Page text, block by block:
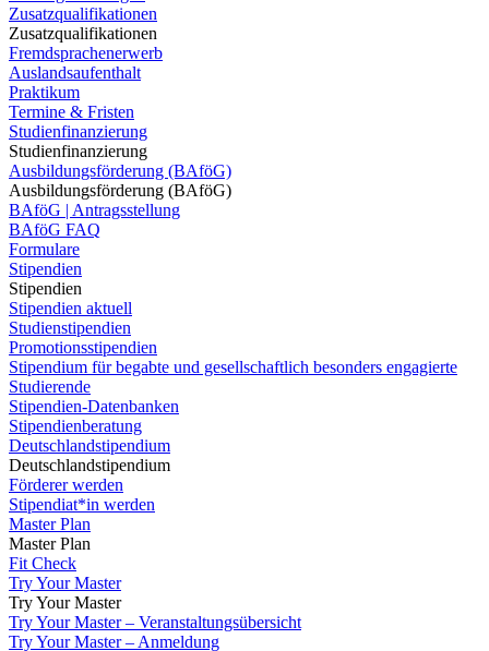
Zusatzqualifikationen
Zusatzqualifikationen
Fremdsprachenerwerb
Auslandsaufenthalt
Praktikum
Termine & Fristen
Studienfinanzierung
Studienfinanzierung
Ausbildungsförderung (BAföG)
Ausbildungsförderung (BAföG)
BAföG | Antragsstellung
BAföG FAQ
Formulare
Stipendien
Stipendien
Stipendien aktuell
Studienstipendien
Promotionsstipendien
Stipendium für begabte und gesellschaftlich besonders engagierte
Studierende
Stipendien-Datenbanken
Stipendienberatung
Deutschlandstipendium
Deutschlandstipendium
Förderer werden
Stipendiat*in werden
Master Plan
Master Plan
Fit Check
Try Your Master
Try Your Master
Try Your Master – Veranstaltungsübersicht
Try Your Master – Anmeldung